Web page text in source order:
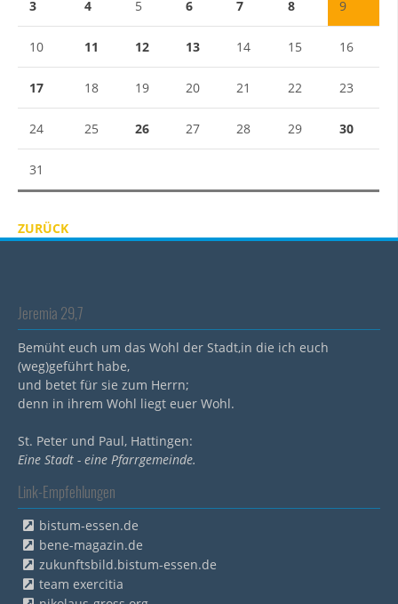
3 4 5 6 7 8 9
10 11 12 13 14 15 16
17 18 19 20 21 22 23
24 25 26 27 28 29 30
31
ZURÜCK
Jeremia 29,7
Bemüht euch um das Wohl der Stadt,in die ich euch
(weg)geführt habe,
und betet für sie zum Herrn;
denn in ihrem Wohl liegt euer Wohl.
St. Peter und Paul, Hattingen:
Eine Stadt - eine Pfarrgemeinde.
Link-Empfehlungen
bistum-essen.de
bene-magazin.de
zukunftsbild.bistum-essen.de
team exercitia